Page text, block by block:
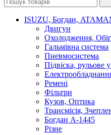
ISUZU, Богдан,
Двигун
Охолодження,
Гальмівна система
Пневмосистема
Підвіска, рульове
Ремені
Фільтри
Кузов, Оптика
Трансмісія,
Богдан А-1445
Різне